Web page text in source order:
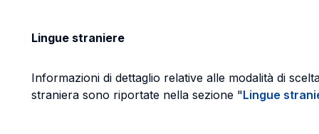
Lingue straniere
Informazioni di dettaglio relative alle modalità di
straniera sono riportate nella sezione "Lingue